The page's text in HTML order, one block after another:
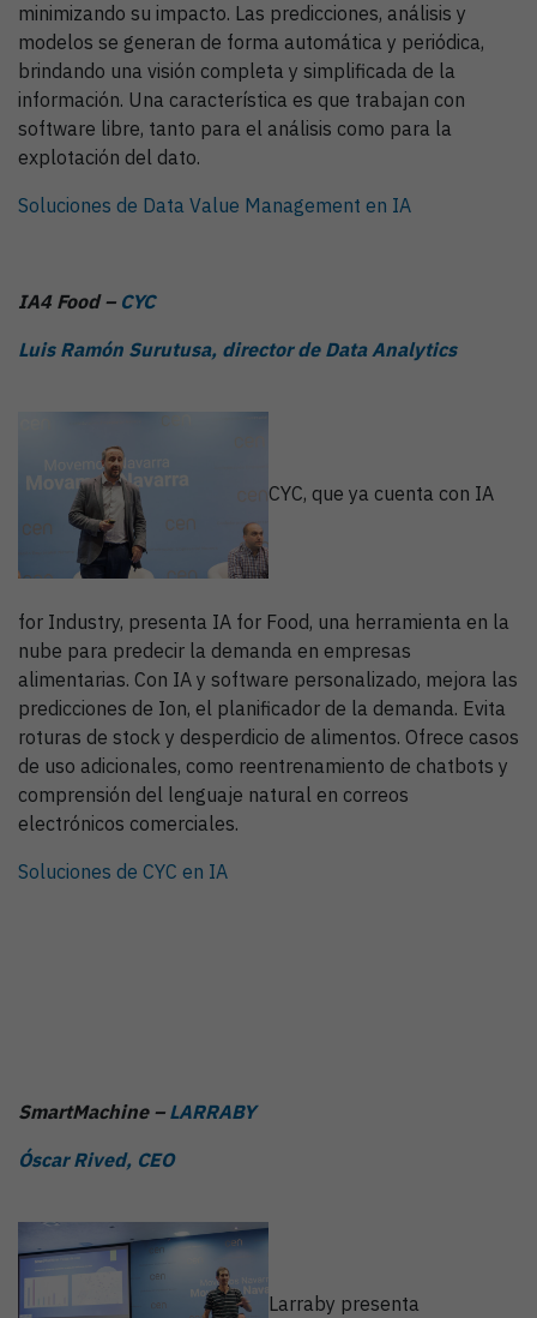
minimizando su impacto. Las predicciones, análisis y
modelos se generan de forma automática y periódica,
brindando una visión completa y simplificada de la
información. Una característica es que trabajan con
software libre, tanto para el análisis como para la
explotación del dato.
Soluciones de Data Value Management en IA
IA4 Food – CYC
Luis Ramón Surutusa, director de Data Analytics
CYC, que ya cuenta con IA
for Industry, presenta IA for Food, una herramienta en la
nube para predecir la demanda en empresas
alimentarias. Con IA y software personalizado, mejora las
predicciones de Ion, el planificador de la demanda. Evita
roturas de stock y desperdicio de alimentos. Ofrece casos
de uso adicionales, como reentrenamiento de chatbots y
comprensión del lenguaje natural en correos
electrónicos comerciales.
Soluciones de CYC en IA
SmartMachine – LARRABY
Óscar Rived, CEO
Larraby presenta